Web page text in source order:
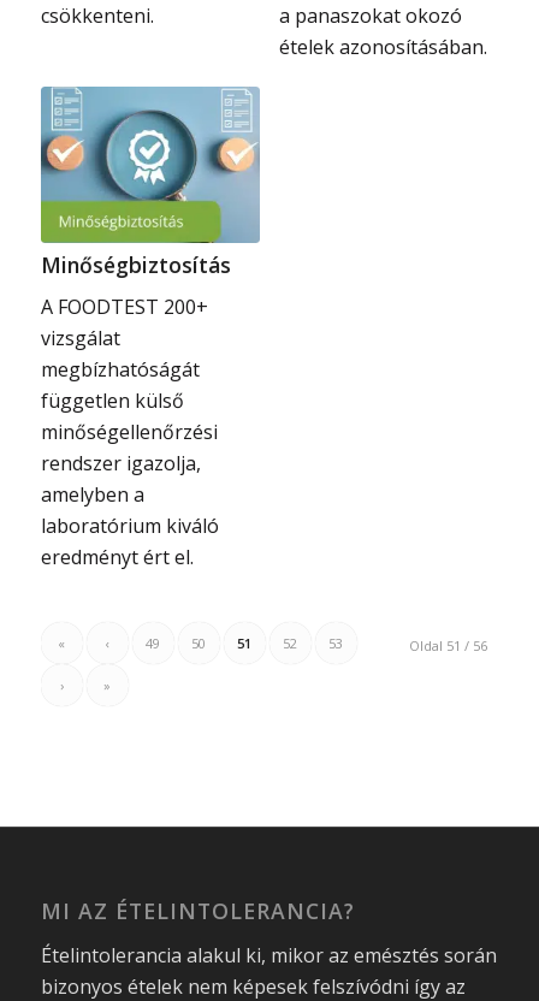
csökkenteni.
a panaszokat okozó
ételek azonosításában.
Minőségbiztosítás
A FOODTEST 200+
vizsgálat
megbízhatóságát
független külső
minőségellenőrzési
rendszer igazolja,
amelyben a
laboratórium kiváló
eredményt ért el.
Oldal 51 / 56
« ‹ 49 50 51 52 53
› »
MI AZ ÉTELINTOLERANCIA?
Ételintolerancia alakul ki, mikor az emésztés során
bizonyos ételek nem képesek felszívódni így az